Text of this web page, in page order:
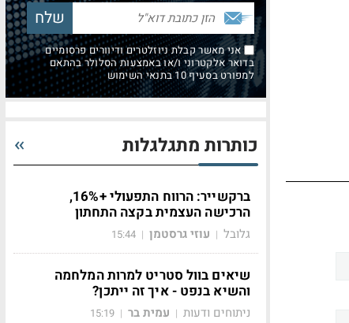
אני מאשר קבלת ניוזלטרים ודיוורים פרסומיים
בדואר אלקטרוני ו/או באמצעות הסלולר בהתאם
למפורט בסעיף 10 בתנאי השימוש
כותרות מתגלגלות
ברקשייר: הרווח התפעולי +16%,
הרכישה העצמית בקצה התחתון
גלובל | עוזי גרסטמן |
15:44
שיאים בוול סטריט למרות המלחמה
והשיא בנפט - איך זה ייתכן?
ניתוחים ודעות | עמית בר |
15:19